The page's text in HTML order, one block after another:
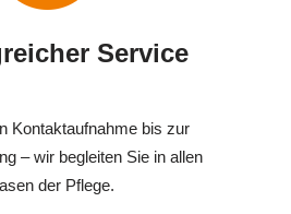
Service
Kontaktaufnahme bis zur
– wir begleiten Sie in allen
der Pflege.